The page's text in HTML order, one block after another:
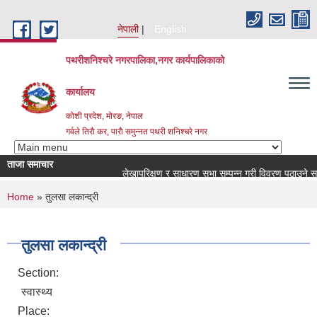
नेपाली
English
पथरीशनिश्चरे नगरपालिका,नगर कार्यपालिकाको
कार्यालय
कोशी प्रदेश, मोरङ, नेपाल
गर्वले तिराै कर, पाराै समुन्नत पथरी शनिश्चरे नगर
ताजा समाचार
लेखापरिक्षण र साधारण सभा सम्पन्न गरी विवरण पठाउने
You are here
Home » तुलसा लकान्द्री
तुलसा लकान्द्री
Section:
स्वास्थ्य
Place: